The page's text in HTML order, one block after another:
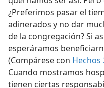
¿Preferimos pasar el
adinerados y no dar
de la congregación? Si
esperáramos
(Compárese con Hechos
Cuando mostramos
tienen ciertas